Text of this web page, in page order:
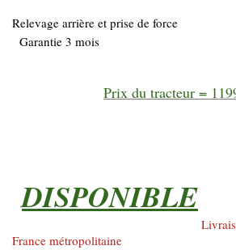
Relevage arrière et prise de force
Garantie 3 mois
Prix du tracteur =
DISPONIBLE
Livraison possible
France